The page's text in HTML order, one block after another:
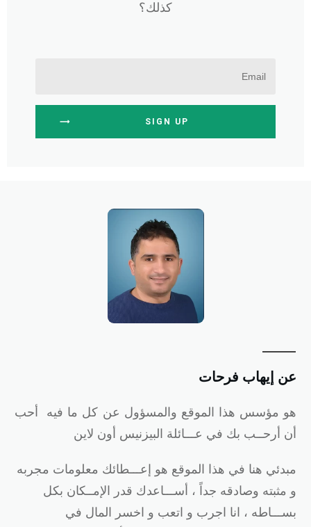
كذلك؟
SIGN UP
إيهاب فرحات
مؤسس هذا الموقع والمسؤول عن كل ما فيه أحب
أرحــب بك في عـــائلة البيزنيس أون لاين
هنا في هذا الموقع هو إعـــطائك معلومات مجربه
مثبته وصادقه جداً ، أســـاعدك قدر الإمــكان بكل
، انا اجرب و اتعب و اخسر المال في